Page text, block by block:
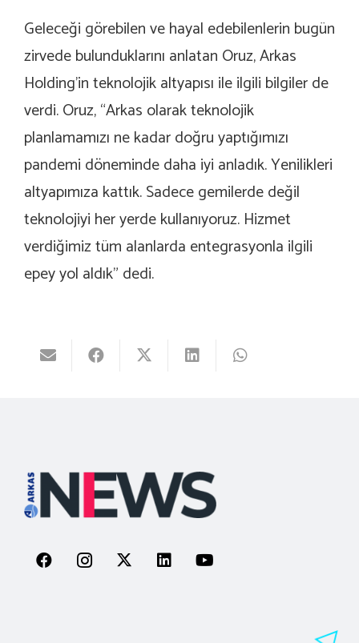
Geleceği görebilen ve hayal edebilenlerin bugün
zirvede bulunduklarını anlatan Oruz, Arkas
Holding’in teknolojik altyapısı ile ilgili bilgiler de
verdi. Oruz, “Arkas olarak teknolojik
planlamamızı ne kadar doğru yaptığımızı
pandemi döneminde daha iyi anladık. Yenilikleri
altyapımıza kattık. Sadece gemilerde değil
teknolojiyi her yerde kullanıyoruz. Hizmet
verdiğimiz tüm alanlarda entegrasyonla ilgili
epey yol aldık” dedi.